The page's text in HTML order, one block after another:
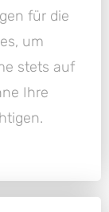
für die
um
stets auf
Ihre